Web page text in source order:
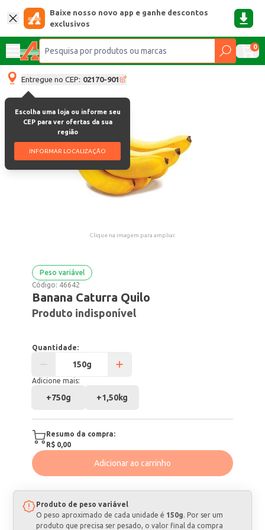
Baixe nosso novo app e ganhe descontos
exclusivos
0
Entregue no CEP: 02170-901
Escolha uma loja ou informe seu
CEP para ver ofertas da sua
região
INFORMAR LOCALIZAÇÃO
Clique na imagem para ampliar.
Peso variável
Código: 46642
Banana Caturra Quilo
Produto indisponível
Quantidade:
Adicione mais:
+750g +1,50kg
Resumo da compra:
R$ 0,00
Adicionar ao carrinho
Produto de peso variável
O peso aproximado de cada unidade é 150g. Por ser um
produto que precisa ser pesado, o valor final da compra